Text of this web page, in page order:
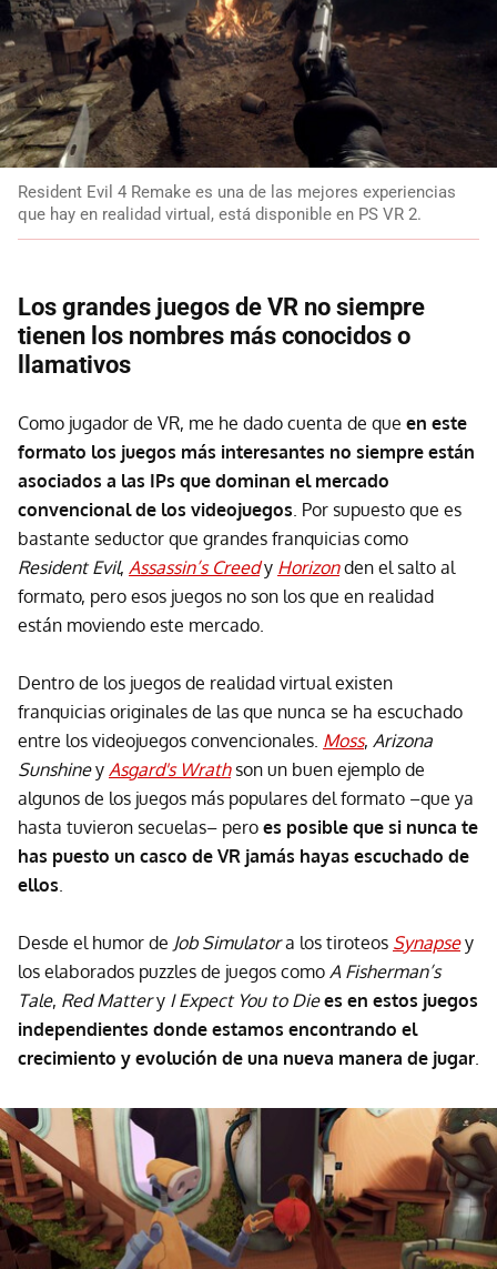
Resident Evil 4 Remake es una de las mejores experiencias
que hay en realidad virtual, está disponible en PS VR 2.
Los grandes juegos de VR no siempre
tienen los nombres más conocidos o
llamativos
Como jugador de VR, me he dado cuenta de que en este
formato los juegos más interesantes no siempre están
asociados a las IPs que dominan el mercado
convencional de los videojuegos . Por supuesto que es
bastante seductor que grandes franquicias como
Resident Evil, Assassin’s Creedy Horizonden el salto al
formato, pero esos juegos no son los que en realidad
están moviendo este mercado.
Dentro de los juegos de realidad virtual existen
franquicias originales de las que nunca se ha escuchado
entre los videojuegos convencionales. Moss, Arizona
Sunshiney Asgard's Wrathson un buen ejemplo de
algunos de los juegos más populares del formato –que ya
hasta tuvieron secuelas– pero es posible que si nunca te
has puesto un casco de VR jamás hayas escuchado de
ellos
Desde el humor de Job Simulatora los tiroteos Synapsey
los elaborados puzzles de juegos como A Fisherman’s
Tale, Red Mattery I Expect You to Diees en estos juegos
independientes donde estamos encontrando el
crecimiento y evolución de una nueva manera de jugar